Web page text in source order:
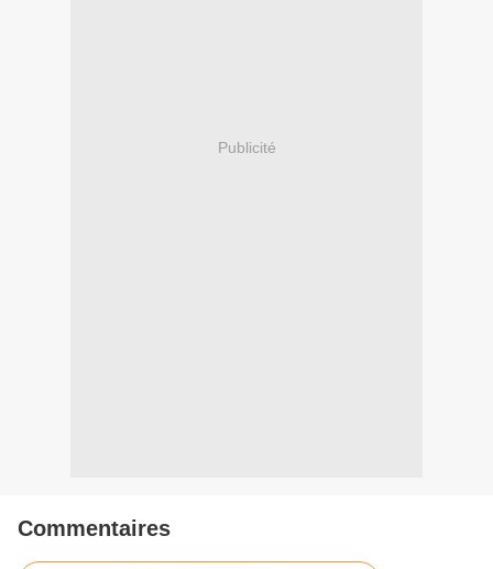
Publicité
Commentaires